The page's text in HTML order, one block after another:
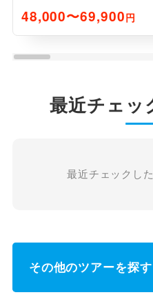
48,000〜69,900円
最近チェッ
最近チェックし
その他のツアーを探す